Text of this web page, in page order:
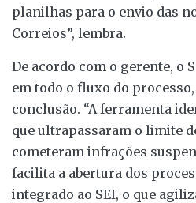
planilhas para o envio das
Correios”, lembra.
De acordo com o gerente, o
em todo o fluxo do
conclusão. “A ferramenta
que ultrapassaram o limite
cometeram infrações
facilita a abertura dos
integrado ao SEI, o que